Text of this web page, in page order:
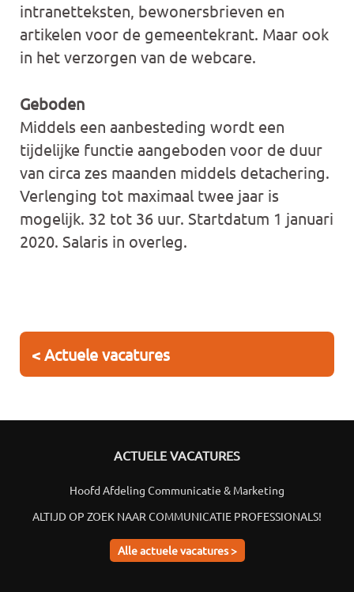
intranetteksten, bewonersbrieven en
artikelen voor de gemeentekrant. Maar ook
in het verzorgen van de webcare.
Geboden
Middels een aanbesteding wordt een
tijdelijke functie aangeboden voor de duur
van circa zes maanden middels detachering.
Verlenging tot maximaal twee jaar is
mogelijk. 32 tot 36 uur. Startdatum 1 januari
2020. Salaris in overleg.
< Actuele vacatures
ACTUELE VACATURES
Hoofd Afdeling Communicatie & Marketing
ALTIJD OP ZOEK NAAR COMMUNICATIE PROFESSIONALS!
Alle actuele vacatures >